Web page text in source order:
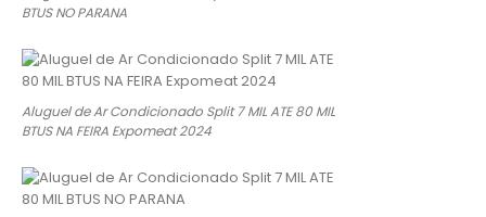
BTUS NO PARANA
Aluguel de Ar Condicionado Split 7 MIL ATE 80 MIL
BTUS NA FEIRA Expomeat 2024